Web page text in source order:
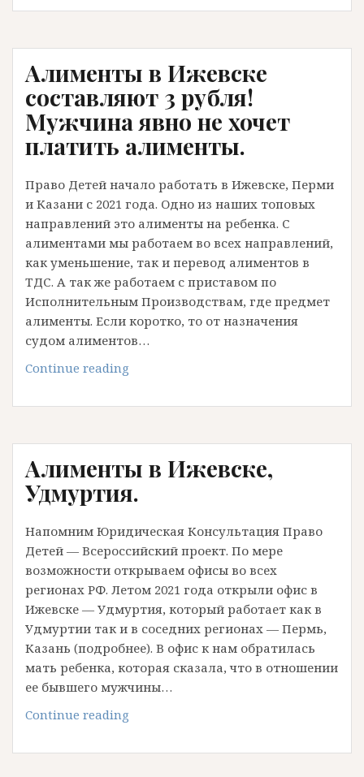
157
РФ!
Должник
1
раз
алименты
2
месяца.
Алименты в Ижевске
составляют 3 рубля!
Мужчина явно не хочет
платить алименты.
Право Детей начало работать в Ижевске, Перми
и Казани с 2021 года. Одно из наших топовых
направлений это алименты на ребенка. С
алиментами мы работаем во всех направлений,
как уменьшение, так и перевод алиментов в
ТДС. А так же работаем с приставом по
Исполнительным Производствам, где предмет
алименты. Если коротко, то от назначения
судом алиментов…
Continue reading
Ижевске
3
рубля!
явно
хочет
алименты.
Алименты в Ижевске,
Удмуртия.
Напомним Юридическая Консультация Право
Детей — Всероссийский проект. По мере
возможности открываем офисы во всех
регионах РФ. Летом 2021 года открыли офис в
Ижевске — Удмуртия, который работает как в
Удмуртии так и в соседних регионах — Пермь,
Казань (подробнее). В офис к нам обратилась
мать ребенка, которая сказала, что в отношении
ее бывшего мужчины…
Continue reading
Ижевске,